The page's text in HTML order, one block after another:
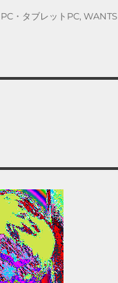
カ
PC・タブレットPC,WANTS